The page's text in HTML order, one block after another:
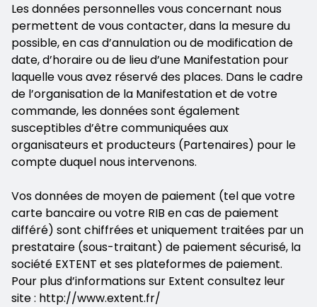
Les données personnelles vous concernant nous
permettent de vous contacter, dans la mesure du
possible, en cas d’annulation ou de modification de
date, d’horaire ou de lieu d’une Manifestation pour
laquelle vous avez réservé des places. Dans le cadre
de l’organisation de la Manifestation et de votre
commande, les données sont également
susceptibles d’être communiquées aux
organisateurs et producteurs (Partenaires) pour le
compte duquel nous intervenons.
Vos données de moyen de paiement (tel que votre
carte bancaire ou votre RIB en cas de paiement
différé) sont chiffrées et uniquement traitées par un
prestataire (sous-traitant) de paiement sécurisé, la
société EXTENT et ses plateformes de paiement.
Pour plus d’informations sur Extent consultez leur
site : http://www.extent.fr/